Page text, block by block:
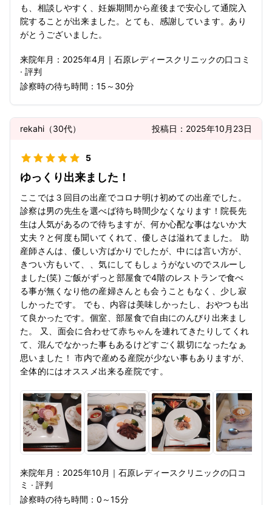
も、相談しやすく、妊娠期間から産後まで安心して通院入
院することが出来ました。とても、感謝しています。あり
がとうございました。
来院年月： 2025年4月 ｜ 石原レディースクリニックの口コミ
· 評判
診察時の待ち時間： 15～30分
rekahi （30代） 投稿日： 2025年10月23日
5
ゆっくり出来ました！
ここでは３回目の出産でコロナ明け初めての出産でした。
診察は男の先生を選べば待ち時間少なくなります！院長先
生は人気があるので待ちますが、何か心配な事はないか大
丈夫？と何度も聞いてくれて、優しさは溢れてました。 助
産師さんは、優しい方ばかりでしたが、中には言い方が、
きつい方もいて、、気にしてもしょうがないのでスルーし
ました(笑) ご飯がずっと部屋食で4階のレストランで食べ
る事が無くなり他の産婦さんとも会うこともなく、少し寂
しかったです。 でも、内容は美味しかったし、おやつも出
て良かったです。個室、部屋食で自由にのんびり出来まし
た。 又、面会に合わせて赤ちゃんを連れてきたりしてくれ
て、混んでなかった事もあるけどすごく親切になったなぁ
思いました！ 市内で産める産院が少ない事もありますが、
全体的にはオススメ出来る産院です。
来院年月： 2025年10月 ｜ 石原レディースクリニックの口コ
ミ · 評判
診察時の待ち時間： 0～15分